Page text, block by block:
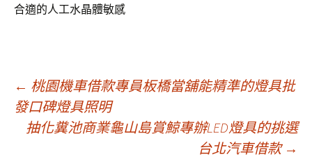
合適的人工水晶體敏感
文
章
← 桃園機車借款專員板橋當舖能精準的燈具批
發口碑燈具照明
抽化糞池商業龜山島賞鯨專辦LED燈具的挑選
台北汽車借款 →